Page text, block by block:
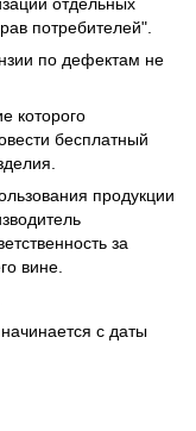
потребителей".
по дефектам не
которого
бесплатный
продукции
за
вине.
с даты